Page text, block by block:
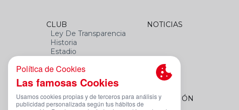
CLUB
Ley De Transparencia
Historia
Estadio
Datos Del Club
NOTICIAS
FEMENINO
Plantilla
FUNDACIÓN